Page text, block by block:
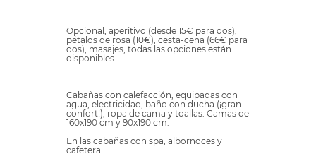
Opcional, aperitivo (desde 15€ para dos),
pétalos de rosa (10€), cesta-cena (66€ para
dos), masajes, todas las opciones están
disponibles.
Cabañas con calefacción, equipadas con
agua, electricidad, baño con ducha (¡gran
confort!), ropa de cama y toallas. Camas de
160x190 cm y 90x190 cm.
En las cabañas con spa, albornoces y
cafetera.